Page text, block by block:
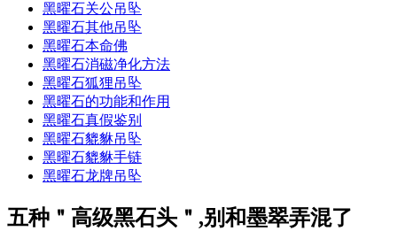
黑曜石关公吊坠
黑曜石其他吊坠
黑曜石本命佛
黑曜石消磁净化方法
黑曜石狐狸吊坠
黑曜石的功能和作用
黑曜石真假鉴别
黑曜石貔貅吊坠
黑曜石貔貅手链
黑曜石龙牌吊坠
五种＂高级黑石头＂,别和墨翠弄混了